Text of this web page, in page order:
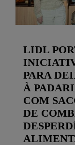
LIDL
PARA
À
COM
DE